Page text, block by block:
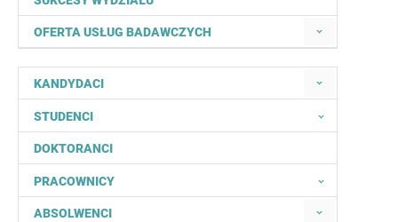
OFERTA USŁUG BADAWCZYCH
KANDYDACI
STUDENCI
DOKTORANCI
PRACOWNICY
ABSOLWENCI